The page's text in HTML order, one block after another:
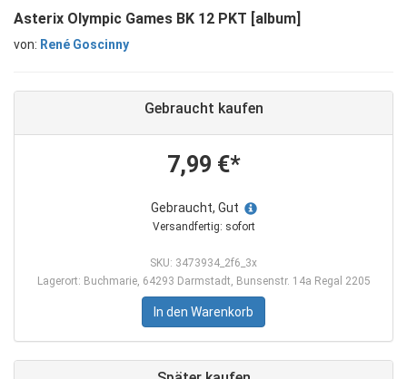
Asterix Olympic Games BK 12 PKT [album]
von: René Goscinny
Gebraucht kaufen
7,99 €*
Gebraucht, Gut
Versandfertig: sofort
SKU: 3473934_2f6_3x
Lagerort: Buchmarie, 64293 Darmstadt, Bunsenstr. 14a Regal 2205
In den Warenkorb